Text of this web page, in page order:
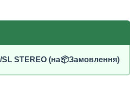
SL STEREO (на📦Замовлення)